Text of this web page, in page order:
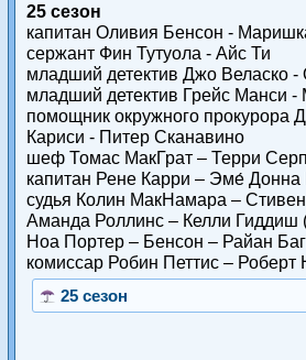
25 сезон
капитан Оливия Бенсон -
сержант Фин Тутуола - Айс Ти
младший детектив Джо Веласко -
младший детектив Грейс Манси -
помощник окружного прокурора
Кариси - Питер Сканавино
шеф Томас МакГрат – Терри
капитан Рене Карри – Эме́ Донна
судья Колин МакНамара –
Аманда Роллинс – Келли Гиддиш
Ноа Портер – Бенсон – Райан
комиссар Робин Петтис –
25 сезон